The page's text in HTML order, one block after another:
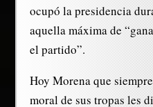
ocupó la presidencia
aquella máxima de
el partido”.
Hoy Morena que
moral de sus tropas les